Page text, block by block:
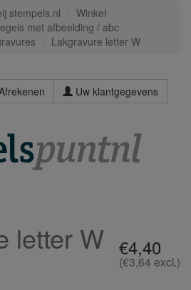
stempels.nl
Winkel
met afbeelding / abc
Lakgravure letter W
Uw klantgegevens
€4,40
(€3,64 excl.)
letter W